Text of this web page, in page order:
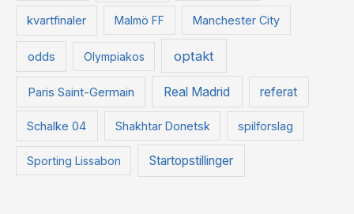
kvartfinaler Malmö FF Manchester City
odds Olympiakos optakt
Paris Saint-Germain Real Madrid referat
Schalke 04 Shakhtar Donetsk spilforslag
Sporting Lissabon Startopstillinger